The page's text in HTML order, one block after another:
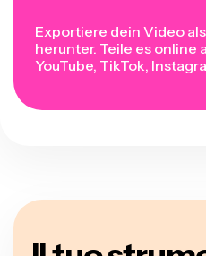
Exportiere dein Video
herunter. Teile es online
YouTube, TikTok,